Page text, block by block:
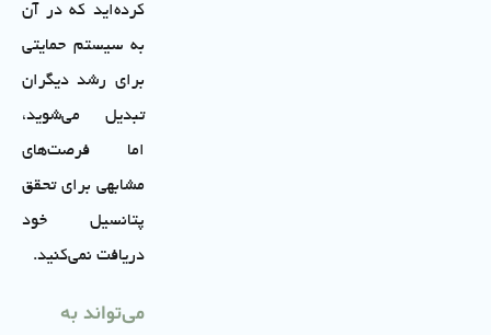
کرده‌اید که در آن
به سیستم حمایتی
برای رشد دیگران
تبدیل می‌شوید،
اما فرصت‌های
مشابهی برای تحقق
پتانسیل خود
دریافت نمی‌کنید.
می‌تواند به